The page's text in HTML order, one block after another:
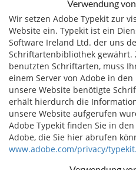
Verwendung
Wir setzen Adobe Typekit zur
Website ein. Typekit ist ein
Software Ireland Ltd. der uns
Schriftartenbibliothek gewährt.
benutzten Schriftarten, muss
einem Server von Adobe in
unsere Website benötigte
erhält hierdurch die
unsere Website aufgerufen
Adobe Typekit finden Sie in
Adobe, die Sie hier abrufen
www.adobe.com/privacy/